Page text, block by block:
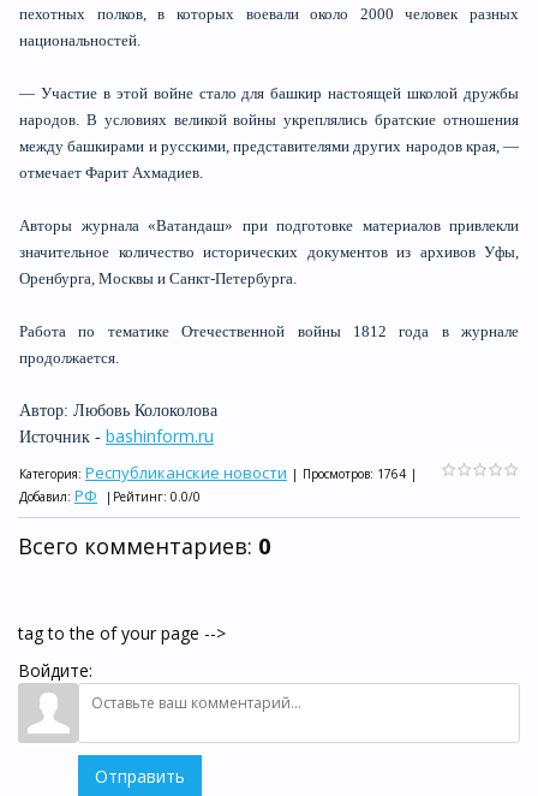
пехотных полков, в которых воевали около 2000 человек разных
национальностей.
— Участие в этой войне стало для башкир настоящей школой дружбы
народов. В условиях великой войны укреплялись братские отношения
между башкирами и русскими, представителями других народов края, —
отмечает Фарит Ахмадиев.
Авторы журнала «Ватандаш» при подготовке материалов привлекли
значительное количество исторических документов из архивов Уфы,
Оренбурга, Москвы и Санкт-Петербурга.
Работа по тематике Отечественной войны 1812 года в журнале
продолжается.
Автор: Любовь Колоколова
Источник - bashinform.ru
Категория: Республиканские новости | Просмотров: 1764 |
Добавил: РФ | Рейтинг: 0.0/0
Всего комментариев: 0
tag to the of your page -->
Войдите:
Отправить